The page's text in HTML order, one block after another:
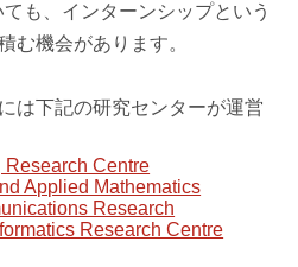
も、インターンシップという
む機会があります。
は下記の研究センターが運営
Centre
Applied Mathematics
Research
Research Centre